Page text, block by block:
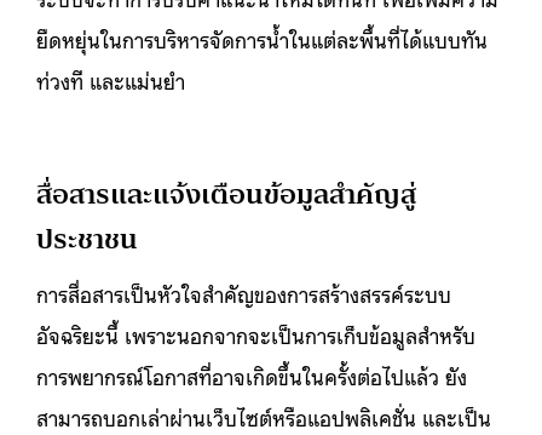
ยืดหยุ่นในการบริหารจัดการน้ำในแต่ละพื้นที่ได้แบบทัน
ท่วงที และแม่นยำ
สื่อสารและแจ้งเตือนข้อมูลสำคัญสู่
ประชาชน
การสื่อสารเป็นหัวใจสำคัญของการสร้างสรรค์ระบบ
อัจฉริยะนี้ เพราะนอกจากจะเป็นการเก็บข้อมูลสำหรับ
การพยากรณ์โอกาสที่อาจเกิดขึ้นในครั้งต่อไปแล้ว ยัง
สามารถบอกเล่าผ่านเว็บไซต์หรือแอปพลิเคชั่น และเป็น